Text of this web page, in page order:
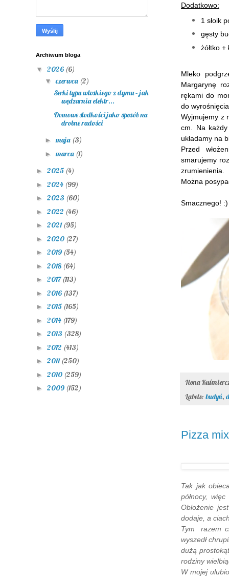
Dodatkowo:
1 słoik
gęsty
żółtko
Mleko
Margarynę
rękami do
do
Wyjmujemy z
cm. Na każdy
układamy na
Przed
smarujemy
zrumienienia.
Można
Smacznego! :)
Ilona
Labels: budyń,
Pizza
Tak jak
północy,
Obłożenie
dodaje, a
Tym razem
wyszedł
dużą
rodziny
W mojej
Archiwum bloga
▼ 2026 (6)
▼czerwca (2)
Serki typu włoskiego z dymu – jak
wędzarnia elektr...
Domowe słodkości jako sposób na
drobne radości
►maja (3)
► marca (1)
► 2025 (4)
► 2024 (99)
► 2023 (60)
► 2022 (46)
► 2021 (95)
► 2020 (27)
► 2019 (54)
► 2018 (64)
► 2017(113)
► 2016 (137)
► 2015 (165)
► 2014 (179)
► 2013 (328)
► 2012 (413)
► 2011 (250)
► 2010 (259)
► 2009 (152)